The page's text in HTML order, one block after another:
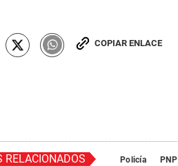
COPIAR ENLACE
RELACIONADOS Policía PNP